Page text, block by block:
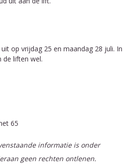
op vrijdag 25 en maandag 28 juli. In
de liften wel.
65
informatie is onder
geen rechten ontlenen.